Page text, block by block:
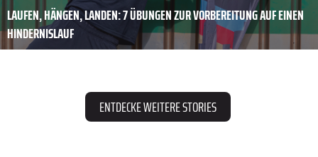
LAUFEN, HÄNGEN, LANDEN: 7 ÜBUNGEN ZUR VORBEREITUNG AUF EINEN
HINDERNISLAUF
ENTDECKE WEITERE STORIES